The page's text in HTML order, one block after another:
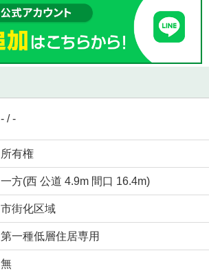
- / -
所有権
一方(西 公道 4.9m 間口 16.4m)
市街化区域
第一種低層住居専用
無